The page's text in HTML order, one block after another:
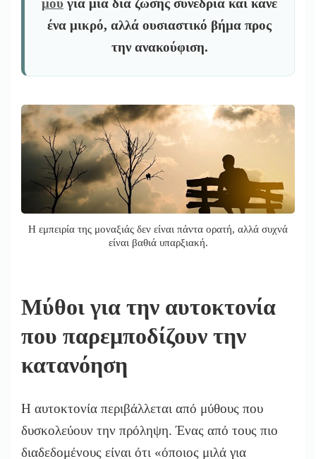
μου για μια δια ζώσης συνεδρία και κάνε
ένα μικρό, αλλά ουσιαστικό βήμα προς
την ανακούφιση.
Η εμπειρία της μοναξιάς δεν είναι πάντα ορατή, αλλά συχνά
είναι βαθιά υπαρξιακή.
Μύθοι για την αυτοκτονία
που παρεμποδίζουν την
κατανόηση
Η αυτοκτονία περιβάλλεται από μύθους που
δυσκολεύουν την πρόληψη. Ένας από τους πιο
διαδεδομένους είναι ότι «όποιος μιλά για